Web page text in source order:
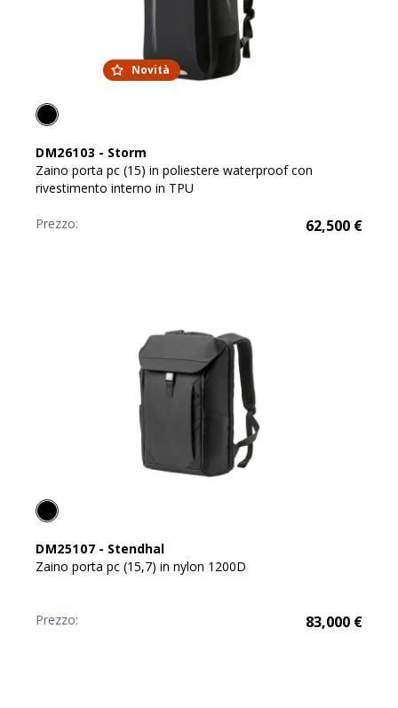
Novità
DM26103 - Storm
Zaino porta pc (15) in poliestere waterproof con
rivestimento interno in TPU
Prezzo: 62,500 €
DM25107 - Stendhal
Zaino porta pc (15,7) in nylon 1200D
Prezzo: 83,000 €